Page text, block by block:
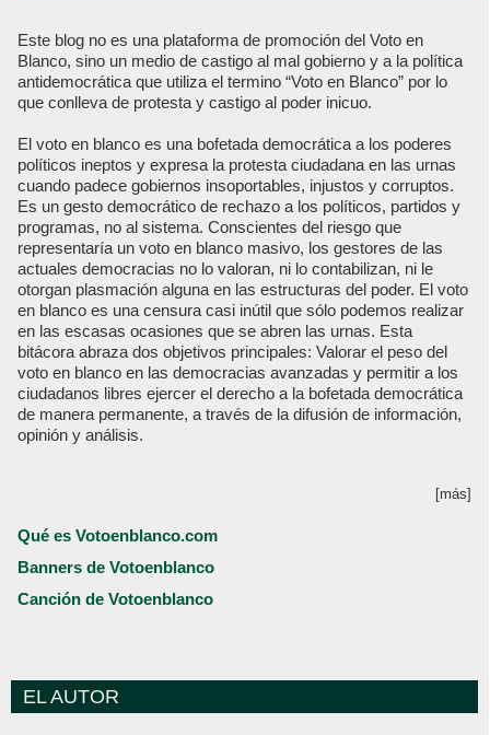
Este blog no es una plataforma de promoción del Voto en
Blanco, sino un medio de castigo al mal gobierno y a la política
antidemocrática que utiliza el termino “Voto en Blanco” por lo
que conlleva de protesta y castigo al poder inicuo.
El voto en blanco es una bofetada democrática a los poderes
políticos ineptos y expresa la protesta ciudadana en las urnas
cuando padece gobiernos insoportables, injustos y corruptos.
Es un gesto democrático de rechazo a los políticos, partidos y
programas, no al sistema. Conscientes del riesgo que
representaría un voto en blanco masivo, los gestores de las
actuales democracias no lo valoran, ni lo contabilizan, ni le
otorgan plasmación alguna en las estructuras del poder. El voto
en blanco es una censura casi inútil que sólo podemos realizar
en las escasas ocasiones que se abren las urnas. Esta
bitácora abraza dos objetivos principales: Valorar el peso del
voto en blanco en las democracias avanzadas y permitir a los
ciudadanos libres ejercer el derecho a la bofetada democrática
de manera permanente, a través de la difusión de información,
opinión y análisis.
[más]
Qué es Votoenblanco.com
Banners de Votoenblanco
Canción de Votoenblanco
EL AUTOR